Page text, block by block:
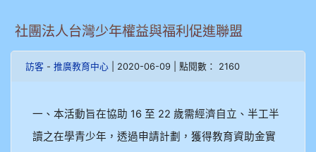
社團法人台灣少年權益與福利促進聯盟
訪客 - 推廣教育中心 | 2020-06-09 | 點閱數： 2160
一、本活動旨在協助 16 至 22 歲需經濟自立、半工半
讀之在學青少年，透過申請計劃，獲得教育資助金實